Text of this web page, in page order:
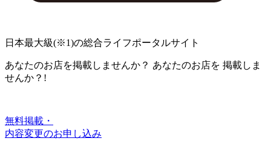
日本最大級(※1)の総合ライフポータルサイト
あなたのお店を掲載しませんか？ あなたのお店を 掲載しま
せんか？!
無料掲載・
内容変更のお申し込み